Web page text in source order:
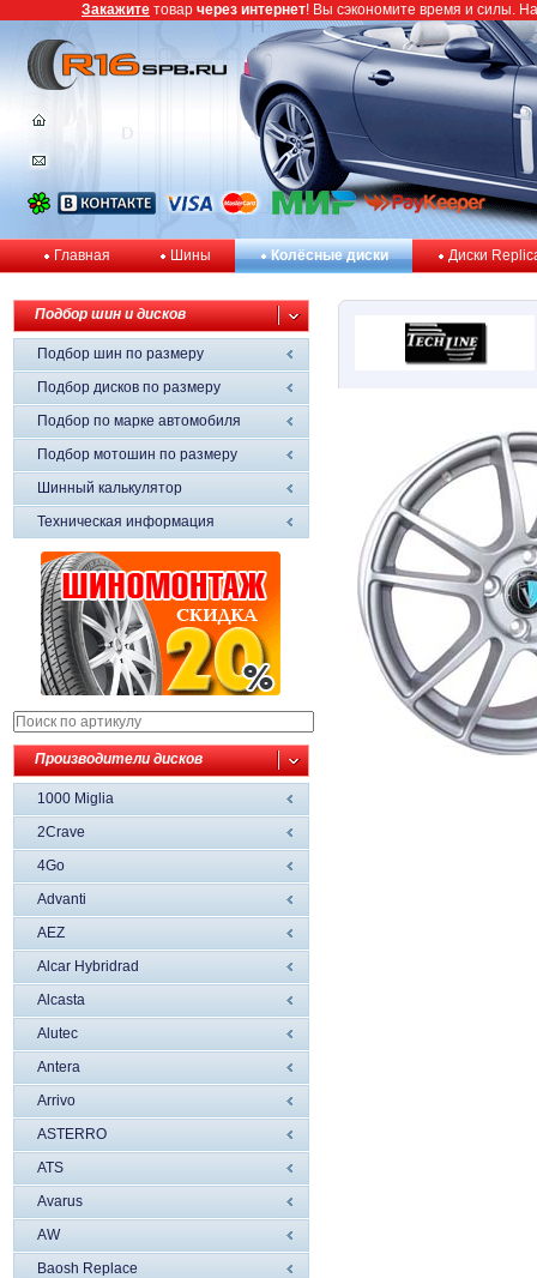
Главная Шины Колёсные диски Диски
Подбор шин и дисков
Подбор шин по размеру
Подбор дисков по размеру
Подбор по марке автомобиля
Подбор мотошин по размеру
Шинный калькулятор
Техническая информация
Производители дисков
1000 Miglia
2Crave
4Go
Advanti
AEZ
Alcar Hybridrad
Alcasta
Alutec
Antera
Arrivo
ASTERRO
ATS
Avarus
AW
Baosh Replace
Закажите товар через интернет! Вы сэкономите время и силы.